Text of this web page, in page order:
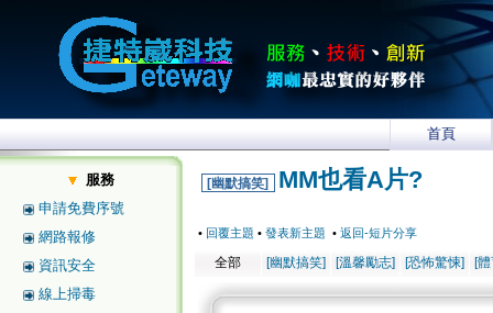
首頁
服務
申請免費序號
網路報修
資訊安全
線上掃毒
[幽默搞笑] MM也看A片?
• 回覆主題 • 發表新主題 • 返回-短片分享
全部 [幽默搞笑] [溫馨勵志] [恐怖驚悚] [